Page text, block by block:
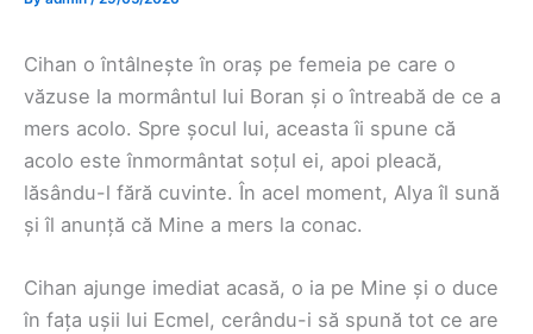
Cihan o întâlnește în oraș pe femeia pe care o
văzuse la mormântul lui Boran și o întreabă de ce a
mers acolo. Spre șocul lui, aceasta îi spune că
acolo este înmormântat soțul ei, apoi pleacă,
lăsându-l fără cuvinte. În acel moment, Alya îl sună
și îl anunță că Mine a mers la conac.
Cihan ajunge imediat acasă, o ia pe Mine și o duce
în fața ușii lui Ecmel, cerându-i să spună tot ce are